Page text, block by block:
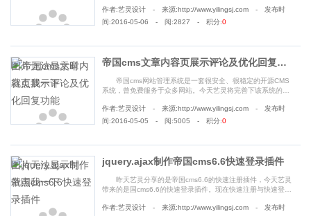
作者:艺灵设计 - 来源:http://www.yilingsj.com - 发布时
间:2016-05-06 - 阅:2827 - 积分:0
帝国cms文章内容页展示评论及优化回复功能
帝国cms网站管理系统是一套很安全、很稳定的开源CMS
系统，曾免费服务于众多网站。今天艺灵将完善下该系统的一
作者:艺灵设计 - 来源:http://www.yilingsj.com - 发布时
间:2016-05-05 - 阅:5005 - 积分:0
jquery.ajax制作帝国cms6.6快速登录插件
昨天艺灵分享的是帝国cms6.6的快速注册插件，今天艺灵
带来的是国cms6.6的快速登录插件。现在快速注册与快速登录
作者:艺灵设计 - 来源:http://www.yilingsj.com - 发布时